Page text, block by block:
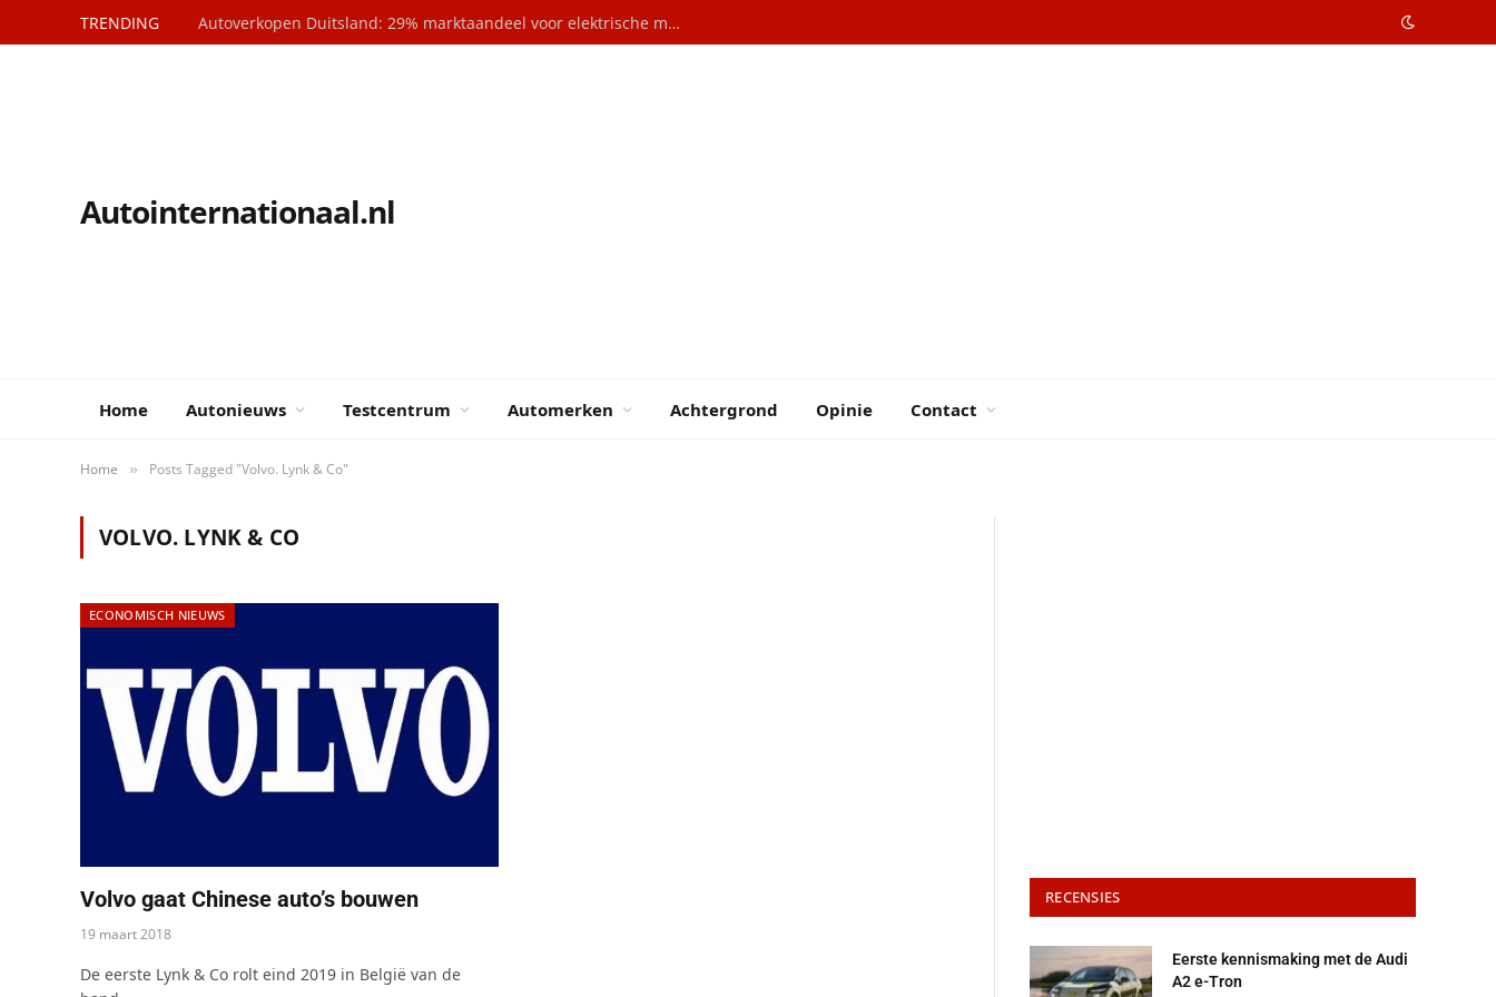
TRENDING Autoverkopen Duitsland: 29% marktaandeel voor elektrische modellen
Autointernationaal.nl
Home Autonieuws Testcentrum Automerken Achtergrond Opinie Contact
Home » Posts Tagged "Volvo. Lynk & Co"
VOLVO. LYNK & CO
ECONOMISCH NIEUWS
Volvo gaat Chinese auto’s bouwen
19 maart 2018
De eerste Lynk & Co rolt eind 2019 in België van de
RECENSIES
Eerste kennismaking met de Audi
A2 e-Tron